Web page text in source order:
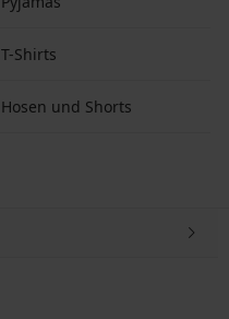
T-Shirts
Hosen und Shorts